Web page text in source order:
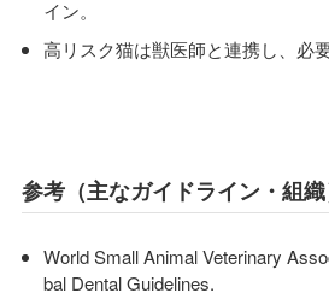
イン。
高リスク猫は獣医師と連携し、必
参考（主なガイドライン・組織
World Small Animal Veterinary
bal Dental Guidelines.